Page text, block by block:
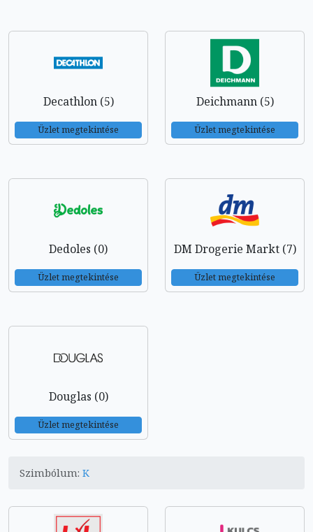
Decathlon (5)
Üzlet megtekintése
Deichmann (5)
Üzlet megtekintése
Dedoles (0)
Üzlet megtekintése
DM Drogerie Markt (7)
Üzlet megtekintése
Douglas (0)
Üzlet megtekintése
Szimbólum: K